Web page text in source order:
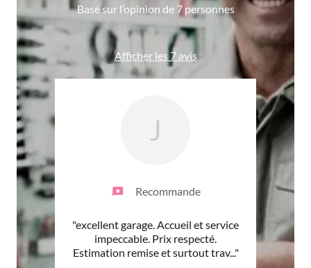
Basé sur l’opinion de 7 personnes
Afficher les 7 avis
de
J
Recommande
"excellent garage. Accueil et service
impeccable. Prix respecté.
Estimation remise et surtout trav..."